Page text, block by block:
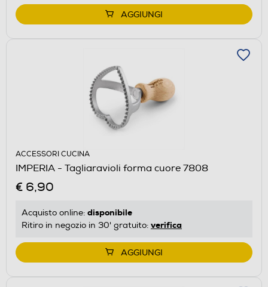
AGGIUNGI
ACCESSORI CUCINA
IMPERIA - Tagliaravioli forma cuore 7808
€ 6,90
Acquisto online: disponibile
Ritiro in negozio in 30' gratuito: verifica
AGGIUNGI